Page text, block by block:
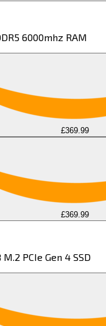
£369.99
£369.99
SSD​​​​‌